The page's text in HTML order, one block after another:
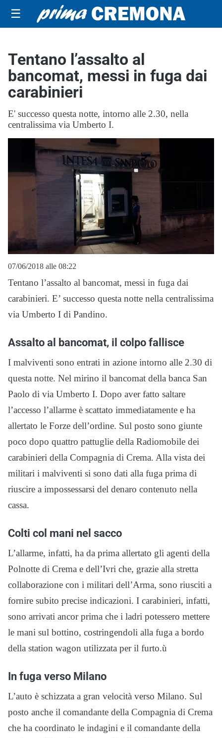
☰
Tentano l’assalto al
bancomat, messi in fuga dai
carabinieri
E' successo questa notte, intorno alle 2.30, nella
centralissima via Umberto I.
07/06/2018 alle 08:22
Tentano l’assalto al bancomat, messi in fuga dai
carabinieri. E’ successo questa notte nella centralissima
via Umberto I di Pandino.
Assalto al bancomat, il colpo fallisce
I malviventi sono entrati in azione intorno alle 2.30 di
questa notte. Nel mirino il bancomat della banca San
Paolo di via Umberto I. Dopo aver fatto saltare
l’accesso l’allarme è scattato immediatamente e ha
allertato le Forze dell’ordine. Sul posto sono giunte
poco dopo quattro pattuglie della Radiomobile dei
carabinieri della Compagnia di Crema. Alla vista dei
militari i malviventi si sono dati alla fuga prima di
riuscire a impossessarsi del denaro contenuto nella
cassa.
Colti col mani nel sacco
L’allarme, infatti, ha da prima allertato gli agenti della
Polnotte di Crema e dell’Ivri che, grazie alla stretta
collaborazione con i militari dell’Arma, sono riusciti a
fornire subito precise indicazioni. I carabinieri, infatti,
sono arrivati ancor prima che i ladri potessero mettere
le mani sul bottino, costringendoli alla fuga a bordo
della station wagon utilizzata per il furto.ù
In fuga verso Milano
L’auto è schizzata a gran velocità verso Milano. Sul
posto anche il comandante della Compagnia di Crema
che ha coordinato le indagini e il comandante della